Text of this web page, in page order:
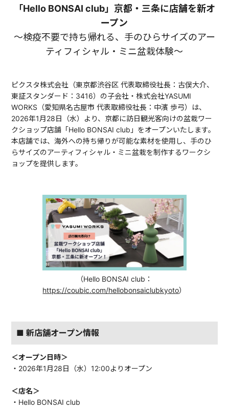
「Hello BONSAI club」京都・三条に店舗を新オ
ープン
〜検疫不要で持ち帰れる、手のひらサイズのアー
ティフィシャル・ミニ盆栽体験〜
ピクスタ株式会社（東京都渋谷区 代表取締役社長：古俣大介、
東証スタンダード：3416）の子会社・株式会社YASUMI
WORKS（愛知県名古屋市 代表取締役社長：中濱 歩弓）は、
2026年1月28日（水）より、京都に訪日観光客向けの盆栽ワー
クショップ店舗「Hello BONSAI club」をオープンいたします。
本店舗では、海外への持ち帰りが可能な素材を使用し、手のひ
らサイズのアーティフィシャル・ミニ盆栽を制作するワークシ
ョップを提供します。
（Hello BONSAI club：
https://coubic.com/hellobonsaiclubkyoto）
■ 新店舗オープン情報
＜オープン日時＞
・2026年1月28日（水）12:00よりオープン
＜店名＞
・Hello BONSAI club